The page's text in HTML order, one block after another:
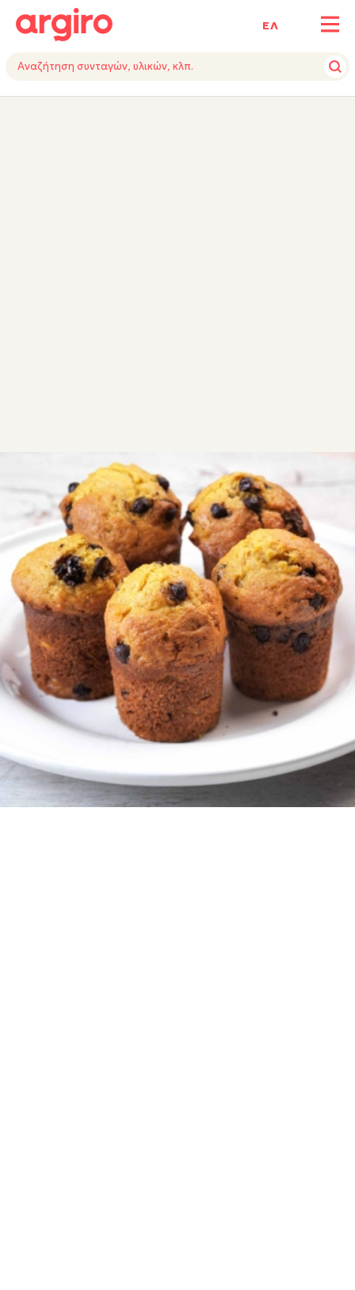
ΕΛ
ΥΛΙΚΑΕΚΤΕΛΕΣΗ
ΓΛΥΚΑ
Muffins με κομμάτια σοκολάτας
χωρίς γλουτένη
Αυτά τα muffinsμε με κομμάτια σοκολάτας χωρίς
γλουτένη, φτιάχνονται εύκολα σε ένα μπολ και
αρέσουν σε όλους.
GF
Εύκολη 0:35
8 10 λεπτά